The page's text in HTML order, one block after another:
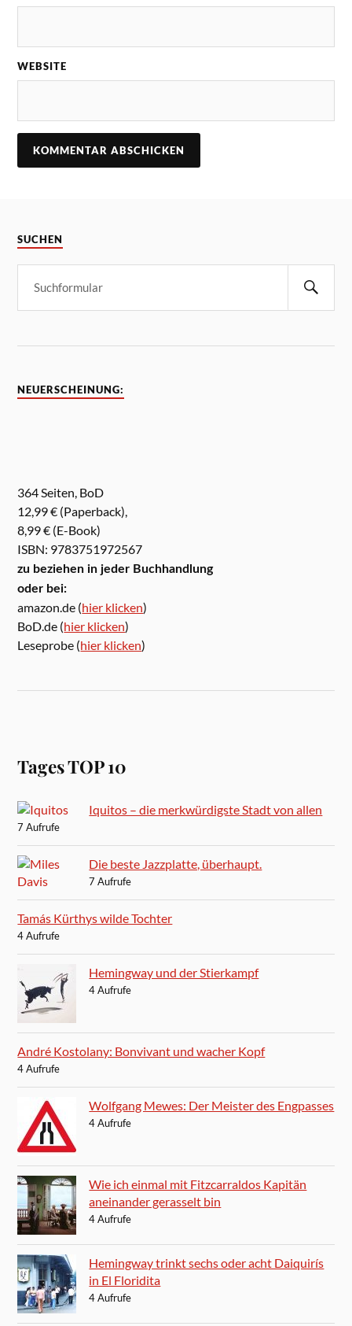
WEBSITE
SUCHEN
NEUERSCHEINUNG:
364 Seiten, BoD
12,99 € (Paperback),
8,99 € (E-Book)
ISBN: 9783751972567
zu beziehen in jeder Buchhandlung
oder bei:
amazon.de (hier klicken)
BoD.de (hier klicken)
Leseprobe (hier klicken)
Tages TOP 10
Iquitos – die merkwürdigste Stadt von allen
7 Aufrufe
Die beste Jazzplatte, überhaupt.
7 Aufrufe
Tamás Kürthys wilde Tochter
4 Aufrufe
Hemingway und der Stierkampf
4 Aufrufe
André Kostolany: Bonvivant und wacher Kopf
4 Aufrufe
Wolfgang Mewes: Der Meister des Engpasses
4 Aufrufe
Wie ich einmal mit Fitzcarraldos Kapitän
aneinander gerasselt bin
4 Aufrufe
Hemingway trinkt sechs oder acht Daiquirís
in El Floridita
4 Aufrufe